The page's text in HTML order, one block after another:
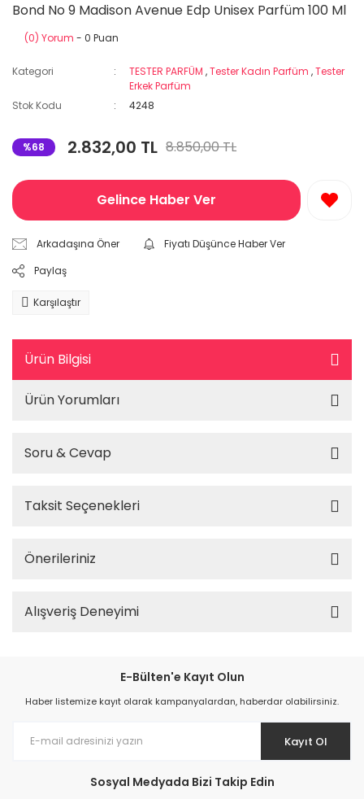
Bond No 9 Madison Avenue Edp Unisex Parfüm 100 Ml
(0) Yorum - 0 Puan
Kategori TESTER PARFÜM ,Tester Kadın Parfüm ,Tester
Erkek Parfüm
Stok Kodu
4248
%68 2.832,00 TL 8.850,00 TL
Gelince Haber Ver
Arkadaşına Öner
Fiyatı Düşünce Haber Ver
Paylaş
Karşılaştır
Ürün Bilgisi
Ürün Yorumları
Soru & Cevap
Taksit Seçenekleri
Önerileriniz
Alışveriş Deneyimi
E-Bülten'e Kayıt Olun
Haber listemize kayıt olarak kampanyalardan, haberdar olabilirsiniz.
Kayıt Ol
Sosyal Medyada Bizi Takip Edin